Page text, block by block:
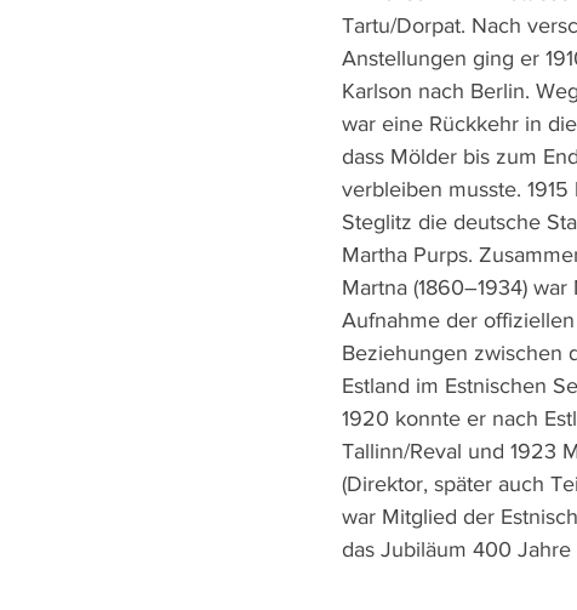
Tartu/Dorpat. Nach
Anstellungen ging er
Karlson nach Berlin.
war eine Rückkehr in
dass Mölder bis zum
verbleiben musste.
Steglitz die deutsche
Martha Purps.
Martna (1860–1934) war
Aufnahme der
Beziehungen zwischen
Estland im Estnischen
1920 konnte er nach
Tallinn/Reval und 1923
(Direktor, später auch
war Mitglied der
das Jubiläum 400